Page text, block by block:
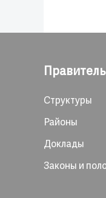
Структуры
Районы
Доклады
Законы и